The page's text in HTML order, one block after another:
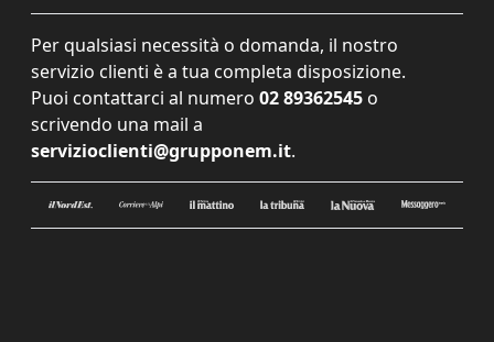
Per qualsiasi necessità o domanda, il nostro
servizio clienti è a tua completa disposizione.
Puoi contattarci al numero 02 89362545 o
scrivendo una mail a
servizioclienti@grupponem.it.